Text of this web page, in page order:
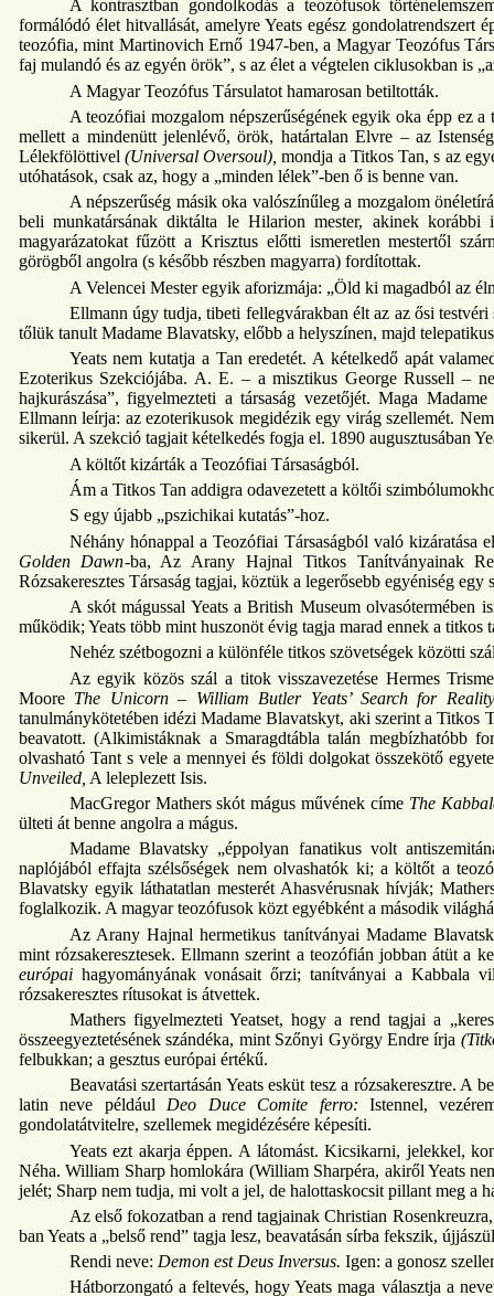
A kontrasztban gondolkodás a teozófusok
formálódó élet hitvallását, amelyre Yeats egész gondolatrendszert
teozófia, mint Martinovich Ernő 1947-ben, a Magyar Teozófus
faj mulandó és az egyén örök”, s az élet a végtelen ciklusokban is
A Magyar Teozófus Társulatot hamarosan betiltották.
A teozófiai mozgalom népszerűségének egyik oka épp ez
mellett a mindenütt jelenlévő, örök, határtalan Elvre – az
Lélekfölöttivel (Universal Oversoul), mondja a Titkos Tan, s az
utóhatások, csak az, hogy a „minden lélek”-ben ő is benne van.
A népszerűség másik oka valószínűleg a mozgalom
beli munkatársának diktálta le Hilarion mester, akinek
magyarázatokat fűzött a Krisztus előtti ismeretlen mestertől
görögből angolra (s később részben magyarra) fordítottak.
A Velencei Mester egyik aforizmája: „Öld ki magadból az
Ellmann úgy tudja, tibeti fellegvárakban élt az az ősi
tőlük tanult Madame Blavatsky, előbb a helyszínen, majd
Yeats nem kutatja a Tan eredetét. A kételkedő apát
Ezoterikus Szekciójába. A. E. – a misztikus George Russell –
hajkurászása”, figyelmezteti a társaság vezetőjét. Maga
Ellmann leírja: az ezoterikusok megidézik egy virág szellemét.
sikerül. A szekció tagjait kételkedés fogja el. 1890 augusztusában
A költőt kizárták a Teozófiai Társaságból.
Ám a Titkos Tan addigra odavezetett a költői
S egy újabb „pszichikai kutatás”-hoz.
Néhány hónappal a Teozófiai Társaságból való kizáratása
Golden Dawn-ba, Az Arany Hajnal Titkos Tanítványainak
Rózsakeresztes Társaság tagjai, köztük a legerősebb egyéniség
A skót mágussal Yeats a British Museum olvasótermében
működik; Yeats több mint huszonöt évig tagja marad ennek a titkos
Nehéz szétbogozni a különféle titkos szövetségek közötti
Az egyik közös szál a titok visszavezetése Hermes
Moore The Unicorn – William Butler Yeats’ Search for Reality
tanulmánykötetében idézi Madame Blavatskyt, aki szerint a Titkos
beavatott. (Alkimistáknak a Smaragdtábla talán megbízhatóbb
olvasható Tant s vele a mennyei és földi dolgokat összekötő
Unveiled, A leleplezett Isis.
MacGregor Mathers skót mágus művének címe The
ülteti át benne angolra a mágus.
Madame Blavatsky „éppolyan fanatikus volt
naplójából effajta szélsőségek nem olvashatók ki; a költőt a
Blavatsky egyik láthatatlan mesterét Ahasvérusnak hívják;
foglalkozik. A magyar teozófusok közt egyébként a második
Az Arany Hajnal hermetikus tanítványai Madame
mint rózsakeresztesek. Ellmann szerint a teozófián jobban átüt a
európaihagyományának vonásait őrzi; tanítványai a Kabbala
rózsakeresztes rítusokat is átvettek.
Mathers figyelmezteti Yeatset, hogy a rend tagjai a
összeegyeztetésének szándéka, mint Szőnyi György Endre írja
felbukkan; a gesztus európai értékű.
Beavatási szertartásán Yeats esküt tesz a rózsakeresztre.
latin neve például Deo Duce Comite ferro: Istennel,
gondolatátvitelre, szellemek megidézésére képesíti.
Yeats ezt akarja éppen. A látomást. Kicsikarni, jelekkel,
Néha. William Sharp homlokára (William Sharpéra, akiről Yeats
jelét; Sharp nem tudja, mi volt a jel, de halottaskocsit pillant meg a
Az első fokozatban a rend tagjainak Christian
ban Yeats a „belső rend” tagja lesz, beavatásán sírba fekszik,
Rendi neve: Demon est Deus Inversus. Igen: a gonosz
Hátborzongató a feltevés, hogy Yeats maga választja a